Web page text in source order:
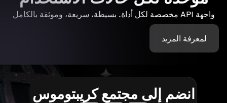
واجهة API مخصصة لكل أداة. بسيطة، سريعة، وموثقة بالكامل
لمعرفة المزيد
انضم إلى مجتمع كريبتوموس